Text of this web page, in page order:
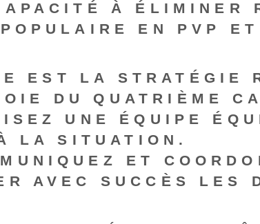
À ÉLIMINER
EN PVP
EST LA STRATÉGIE
DU QUATRIÈME
UNE ÉQUIPE
LA SITUATION.
ET
AVEC SUCCÈS LES